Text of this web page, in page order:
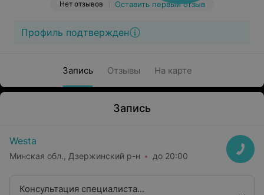
Нет отзывов Оставить первый отзыв
Профиль подтвержден
Запись Отзывы На карте
Запись
Westa
Минская обл., Дзержинский р-н до 20:00
Консультация специалиста